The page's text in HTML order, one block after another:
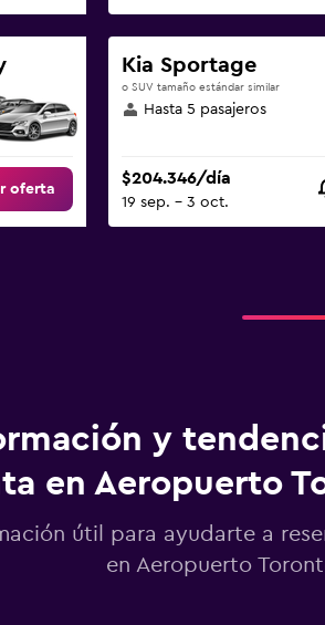
oferta
Kia Sportage
o SUV tamaño estándar similar
Hasta 5 pasajeros
$204.346/día
19 sep. - 3 oct.
y
en Aeropuerto
útil para ayudarte a
en Aeropuerto